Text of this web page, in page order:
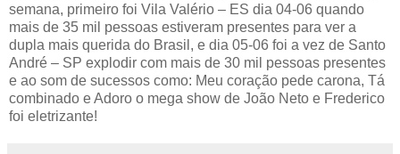
semana, primeiro foi Vila Valério – ES dia 04-06 quando
mais de 35 mil pessoas estiveram presentes para ver a
dupla mais querida do Brasil, e dia 05-06 foi a vez de Santo
André – SP explodir com mais de 30 mil pessoas presentes
e ao som de sucessos como: Meu coração pede carona, Tá
combinado e Adoro o mega show de João Neto e Frederico
foi eletrizante!